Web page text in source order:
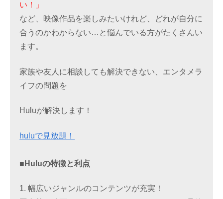
い！」
など、映像作品を楽しみたいけれど、どれが自分に
合うのかわからない…と悩んでいる方がたくさんい
ます。
家族や友人に相談しても解決できない、エンタメラ
イフの問題を
Huluが解決します！
huluで見放題！
■Huluの特徴と利点
1. 幅広いジャンルのコンテンツが充実！